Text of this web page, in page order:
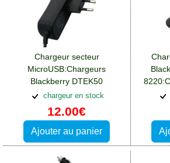
Chargeur secteur
MicroUSB:Chargeurs
Blackberry DTEK50
chargeur en stock
12.00€
Ajouter au panier